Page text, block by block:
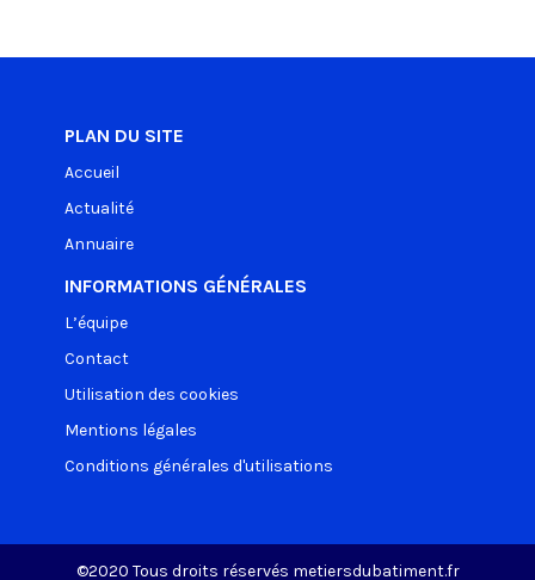
PLAN DU SITE
Accueil
Actualité
Annuaire
INFORMATIONS GÉNÉRALES
L’équipe
Contact
Utilisation des cookies
Mentions légales
Conditions générales d'utilisations
©2020 Tous droits réservés metiersdubatiment.fr